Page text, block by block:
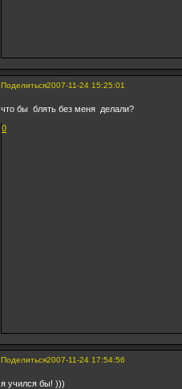
Поделиться2007-11-24 15:25:01
что бы блять без меня делали?
0
Поделиться2007-11-24 17:54:56
я учился бы! )))